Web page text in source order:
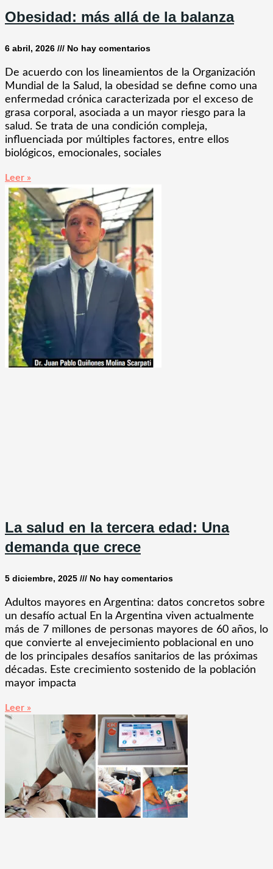
Obesidad: más allá de la balanza
6 abril, 2026 No hay comentarios
De acuerdo con los lineamientos de la Organización
Mundial de la Salud, la obesidad se define como una
enfermedad crónica caracterizada por el exceso de
grasa corporal, asociada a un mayor riesgo para la
salud. Se trata de una condición compleja,
influenciada por múltiples factores, entre ellos
biológicos, emocionales, sociales
Leer »
La salud en la tercera edad: Una
demanda que crece
5 diciembre, 2025 No hay comentarios
Adultos mayores en Argentina: datos concretos sobre
un desafío actual En la Argentina viven actualmente
más de 7 millones de personas mayores de 60 años, lo
que convierte al envejecimiento poblacional en uno
de los principales desafíos sanitarios de las próximas
décadas. Este crecimiento sostenido de la población
mayor impacta
Leer »